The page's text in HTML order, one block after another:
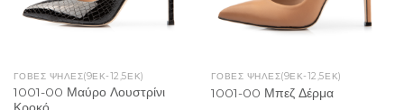
ΓΌΒΕΣ ΨΗΛΈΣ(9ΕΚ-12,5ΕΚ)
1001-00 Μαύρο Λουστρίνι
ΓΌΒΕΣ ΨΗΛΈΣ(9ΕΚ-12,5ΕΚ)
1001-00 Μπεζ Δέρμα